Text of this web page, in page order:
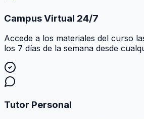
Campus Virtual 24/7
Accede a los materiales del curso
los 7 días de la semana desde
Tutor Personal